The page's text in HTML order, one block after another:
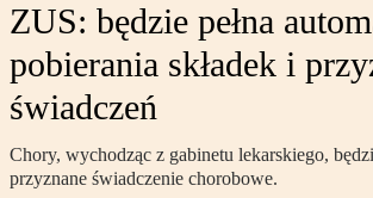
ZUS: będzie pełna
pobierania składek i
świadczeń
Chory, wychodząc z gabinetu lekarskiego,
przyznane świadczenie chorobowe.